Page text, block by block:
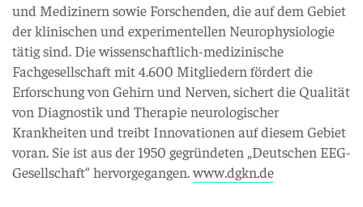
und Medizinern sowie Forschenden, die auf dem Gebiet
der klinischen und experimentellen Neurophysiologie
tätig sind. Die wissenschaftlich-medizinische
Fachgesellschaft mit 4.600 Mitgliedern fördert die
Erforschung von Gehirn und Nerven, sichert die Qualität
von Diagnostik und Therapie neurologischer
Krankheiten und treibt Innovationen auf diesem Gebiet
voran. Sie ist aus der 1950 gegründeten „Deutschen EEG-
Gesellschaft“ hervorgegangen.www.dgkn.de